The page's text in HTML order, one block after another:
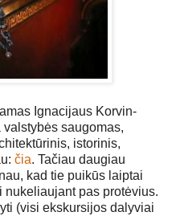
Ignacijaus Korvin-
saugomas,
istorinis,
čia. Tačiau daugiau
kad tie puikūs laiptai
nukeliaujant pas protėvius.
(visi ekskursijos dalyviai